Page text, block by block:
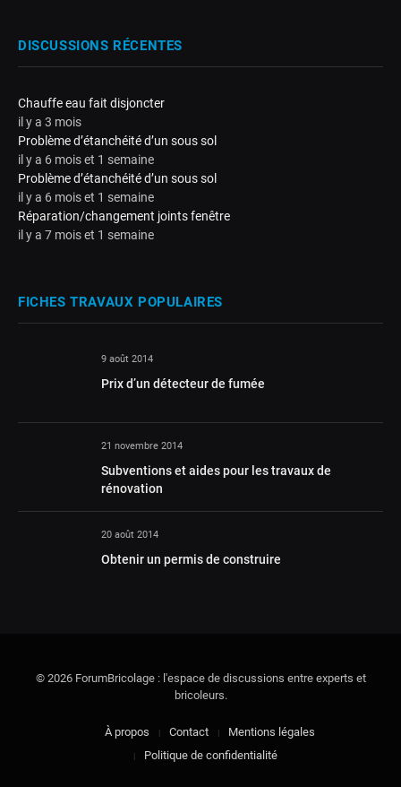
DISCUSSIONS RÉCENTES
Chauffe eau fait disjoncter
il y a 3 mois
Problème d’étanchéité d’un sous sol
il y a 6 mois et 1 semaine
Problème d’étanchéité d’un sous sol
il y a 6 mois et 1 semaine
Réparation/changement joints fenêtre
il y a 7 mois et 1 semaine
FICHES TRAVAUX POPULAIRES
9 août 2014
Prix d’un détecteur de fumée
21 novembre 2014
Subventions et aides pour les travaux de
rénovation
20 août 2014
Obtenir un permis de construire
© 2026 ForumBricolage : l'espace de discussions entre experts et
bricoleurs.
À propos Contact
Mentions légales
Politique de confidentialité